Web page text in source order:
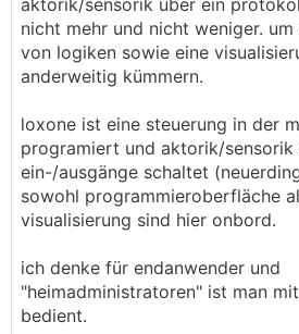
aktorik/sensorik über ein
nicht mehr und nicht weniger.
von logiken sowie eine
anderweitig kümmern.
loxone ist eine steuerung in der
programiert und aktorik/sensorik
ein-/ausgänge schaltet
sowohl programmieroberfläche
visualisierung sind hier onbord.
ich denke für endanwender und
"heimadministratoren" ist man
bedient.